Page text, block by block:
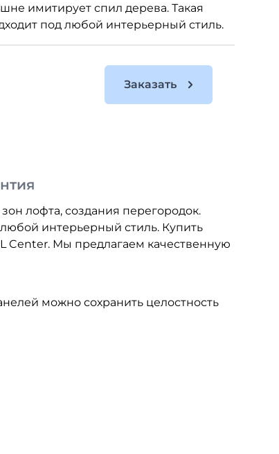
имитирует спил дерева. Такая
под любой интерьерный стиль.
Заказать
лофта, создания перегородок.
интерьерный стиль. Купить
Center. Мы предлагаем качественную
можно сохранить целостность